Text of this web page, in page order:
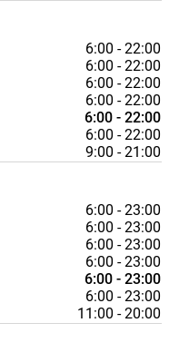
6:00 - 22:00
6:00 - 22:00
6:00 - 22:00
6:00 - 22:00
6:00 - 22:00
6:00 - 22:00
9:00 - 21:00
6:00 - 23:00
6:00 - 23:00
6:00 - 23:00
6:00 - 23:00
6:00 - 23:00
6:00 - 23:00
11:00 - 20:00